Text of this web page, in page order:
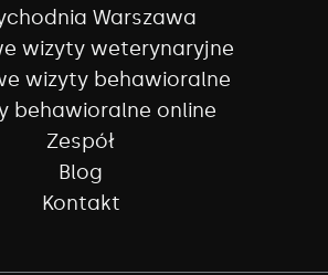
Warszawa
wizyty weterynaryjne
wizyty behawioralne
behawioralne online
Zespół
Blog
Kontakt